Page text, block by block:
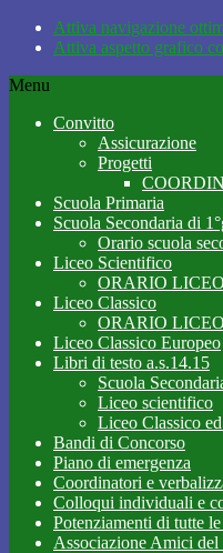
Attiva navigazione
Attiva aspetto grafico
Menu
Convitto
Assicurazione
Progetti
Scuola Primaria
Scuola Secondaria di
Orario scuola
Liceo Scientifico
ORARIO
Liceo Classico
ORARIO
Liceo Classico Europeo
Libri di testo a.s.14.15
Scuola
Liceo scientifico
Liceo Classico
Bandi di Concorso
Piano di emergenza
Coordinatori e
Colloqui individuali e
Potenziamenti di tutte
Associazione Amici